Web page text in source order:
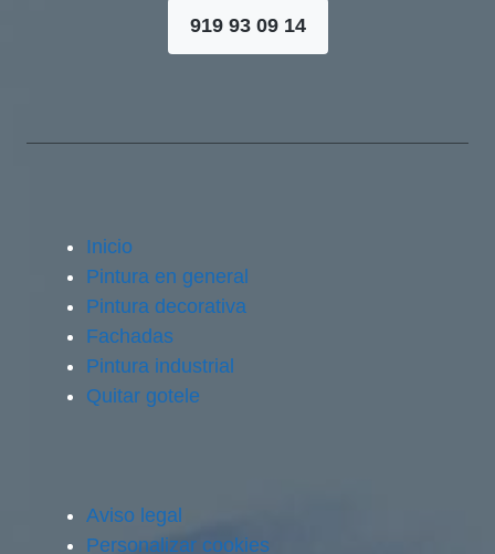
919 93 09 14
Inicio
Pintura en general
Pintura decorativa
Fachadas
Pintura industrial
Quitar gotele
Aviso legal
Personalizar cookies